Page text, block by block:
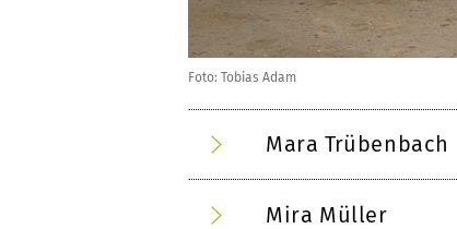
Foto: Tobias Adam
Mara Trübenbach
Mira Müller